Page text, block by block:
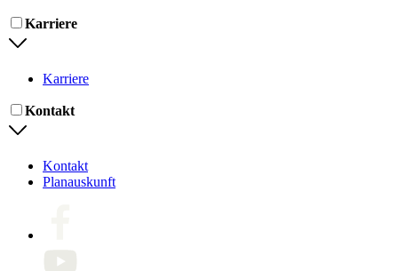
Karriere
Karriere
Kontakt
Kontakt
Planauskunft